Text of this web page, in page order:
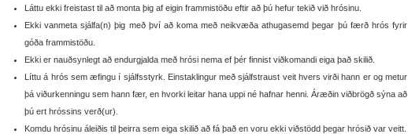
Láttu ekki freistast til að monta þig af eigin frammistöðu eftir að þú hefur tekið við hrósinu.
Ekki vanmeta sjálfa(n) þig með því að koma með neikvæða athugasemd þegar þú færð hrós fyrir
góða frammistöðu.
Ekki er nauðsynlegt að endurgjalda með hrósi nema ef þér finnist viðkomandi eiga það skilið.
Líttu á hrós sem æfingu í sjálfsstyrk. Einstaklingur með sjálfstraust veit hvers virði hann er og metur
þá viðurkenningu sem hann fær, en hvorki leitar hana uppi né hafnar henni. Áræðin viðbrögð sýna að
þú ert hróssins verð(ur).
Komdu hrósinu áleiðis til þeirra sem eiga skilið að fá það en voru ekki viðstödd þegar hrósið var veitt.